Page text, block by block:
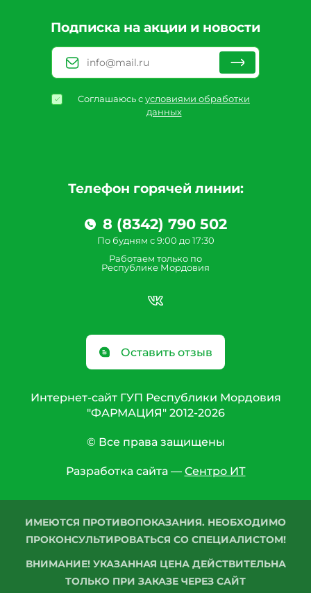
Телефон горячей линии:
8 (8342) 790 502
По будням с 9:00 до 17:30
Работаем только по
Республике Мордовия
Оставить отзыв
Подписка на акции и новости
Соглашаюсь сусловиями обработки
данных
Интернет-сайт ГУП Республики Мордовия
"ФАРМАЦИЯ" 2012-2026
© Все права защищены
Разработка сайта — Сентро ИТ
ИМЕЮТСЯ ПРОТИВОПОКАЗАНИЯ. НЕОБХОДИМО
ПРОКОНСУЛЬТИРОВАТЬСЯ СО СПЕЦИАЛИСТОМ!
ВНИМАНИЕ! УКАЗАННАЯ ЦЕНА ДЕЙСТВИТЕЛЬНА
ТОЛЬКО ПРИ ЗАКАЗЕ ЧЕРЕЗ САЙТ